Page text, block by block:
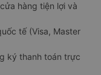
hàng tiện lợi và
tế (Visa, Master
ký thanh toán trực